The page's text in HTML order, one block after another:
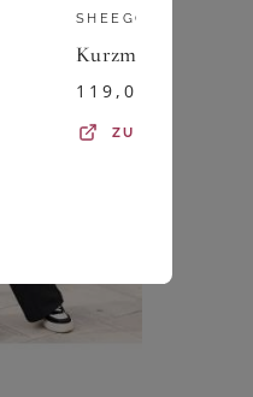
SHEEGO
Kurzmantel
119,00
ZU